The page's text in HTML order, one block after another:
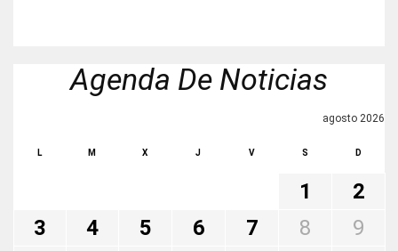
Agenda De Noticias
agosto 2026
L M X J V S D
1
2
3
4 5 6 7 8
9